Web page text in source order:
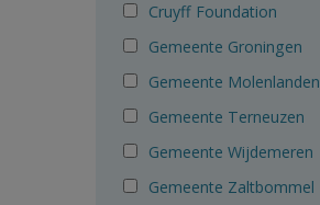
Cruyff Foundation
Gemeente Groningen
Gemeente Molenlanden
Gemeente Terneuzen
Gemeente Wijdemeren
Gemeente Zaltbommel